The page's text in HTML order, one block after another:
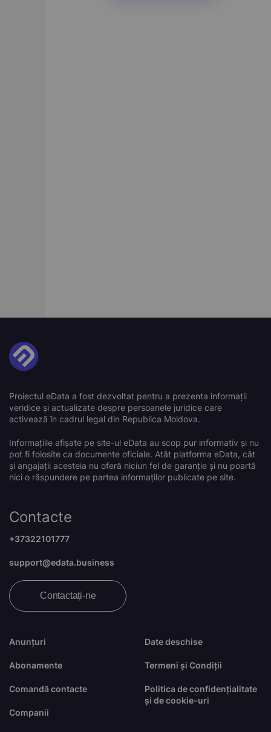
Proiectul eData a fost dezvoltat pentru a prezenta informații
veridice și actualizate despre persoanele juridice care
activează în cadrul legal din Republica Moldova.
Informațiile afișate pe site-ul eData au scop pur informativ și nu
pot fi folosite ca documente oficiale. Atât platforma eData, cât
și angajații acesteia nu oferă niciun fel de garanție și nu poartă
nici o răspundere pe partea informaților publicate pe site.
Anunțuri
Abonamente
Comandă contacte
Companii
Date deschise
Termeni și Condiții
Politica de confidențialitate
și de cookie-uri
Contacte
+37322101777
support@edata.business
Contactați-ne